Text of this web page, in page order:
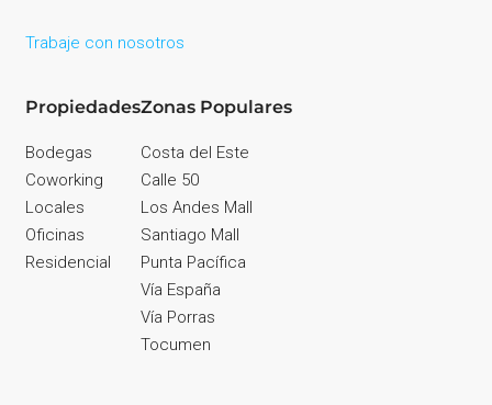
Trabaje con nosotros
Propiedades
Bodegas
Coworking
Locales
Oficinas
Residencial
Zonas Populares
Costa del Este
Calle 50
Los Andes Mall
Santiago Mall
Punta Pacífica
Vía España
Vía Porras
Tocumen